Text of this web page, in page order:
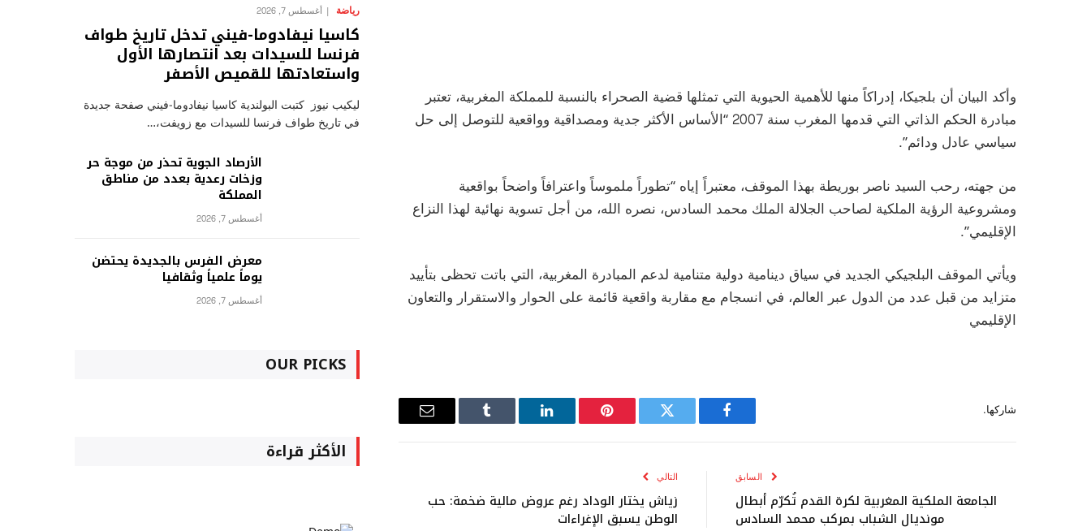
وأكد البيان أن بلجيكا، إدراكاً منها للأهمية الحيوية التي تمثلها قضية الصحراء بالنسبة للمملكة المغربية، تعتبر
مبادرة الحكم الذاتي التي قدمها المغرب سنة 2007 “الأساس الأكثر جدية ومصداقية وواقعية للتوصل إلى حل
سياسي عادل ودائم”.
من جهته، رحب السيد ناصر بوريطة بهذا الموقف، معتبراً إياه “تطوراً ملموساً واعترافاً واضحاً بواقعية
ومشروعية الرؤية الملكية لصاحب الجلالة الملك محمد السادس، نصره الله، من أجل تسوية نهائية لهذا النزاع
الإقليمي”.
ويأتي الموقف البلجيكي الجديد في سياق دينامية دولية متنامية لدعم المبادرة المغربية، التي باتت تحظى بتأييد
متزايد من قبل عدد من الدول عبر العالم، في انسجام مع مقاربة واقعية قائمة على الحوار والاستقرار والتعاون
الإقليمي
شاركها.
فيسبوك تويتر بينتيريستلينكدإن Tumblr
البريد
السابق
الجامعة الملكية المغربية لكرة القدم تُكرّم أبطال
مونديال الشباب بمركب محمد السادس
التالي
زياش يختار الوداد رغم عروض مالية ضخمة: حب
الوطن يسبق الإغراءات
رياضة أغسطس 7, 2026
كاسيا نيفادوما-فيني تدخل تاريخ طواف
فرنسا للسيدات بعد انتصارها الأول
واستعادتها للقميص الأصفر
ليكيب نيوز كتبت البولندية كاسيا نيفادوما-فيني صفحة جديدة
في تاريخ طواف فرنسا للسيدات مع زويفت،…
الأرصاد الجوية تحذر من موجة حر
وزخات رعدية بعدد من مناطق
المملكة
أغسطس 7, 2026
معرض الفرس بالجديدة يحتضن
يوماً علمياً وثقافيا
أغسطس 7, 2026
OUR PICKS
الأكثر قراءة